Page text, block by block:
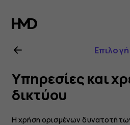
Οδηγίες
χρήσης
Nokia
8.1
Υπηρεσίες και
δικτύου
Η χρήση ορισμένων